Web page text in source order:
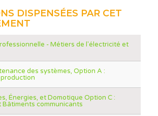
DISPENSÉES PAR CET
- Métiers de l'électricité et
des systèmes, Option A :
Énergies, et Domotique Option C :
Bâtiments communicants